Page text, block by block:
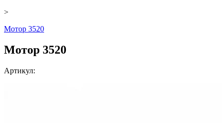
>
Мотор 3520
Мотор 3520
Артикул: